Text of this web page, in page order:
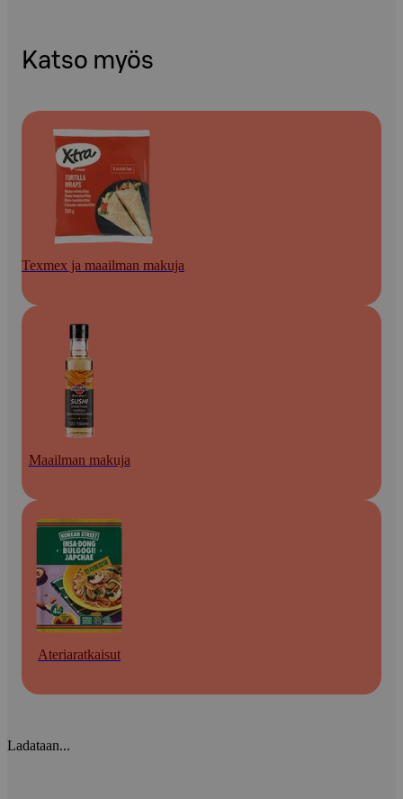
Katso myös
Texmex ja maailman makuja
Maailman makuja
Ateriaratkaisut
Ladataan...